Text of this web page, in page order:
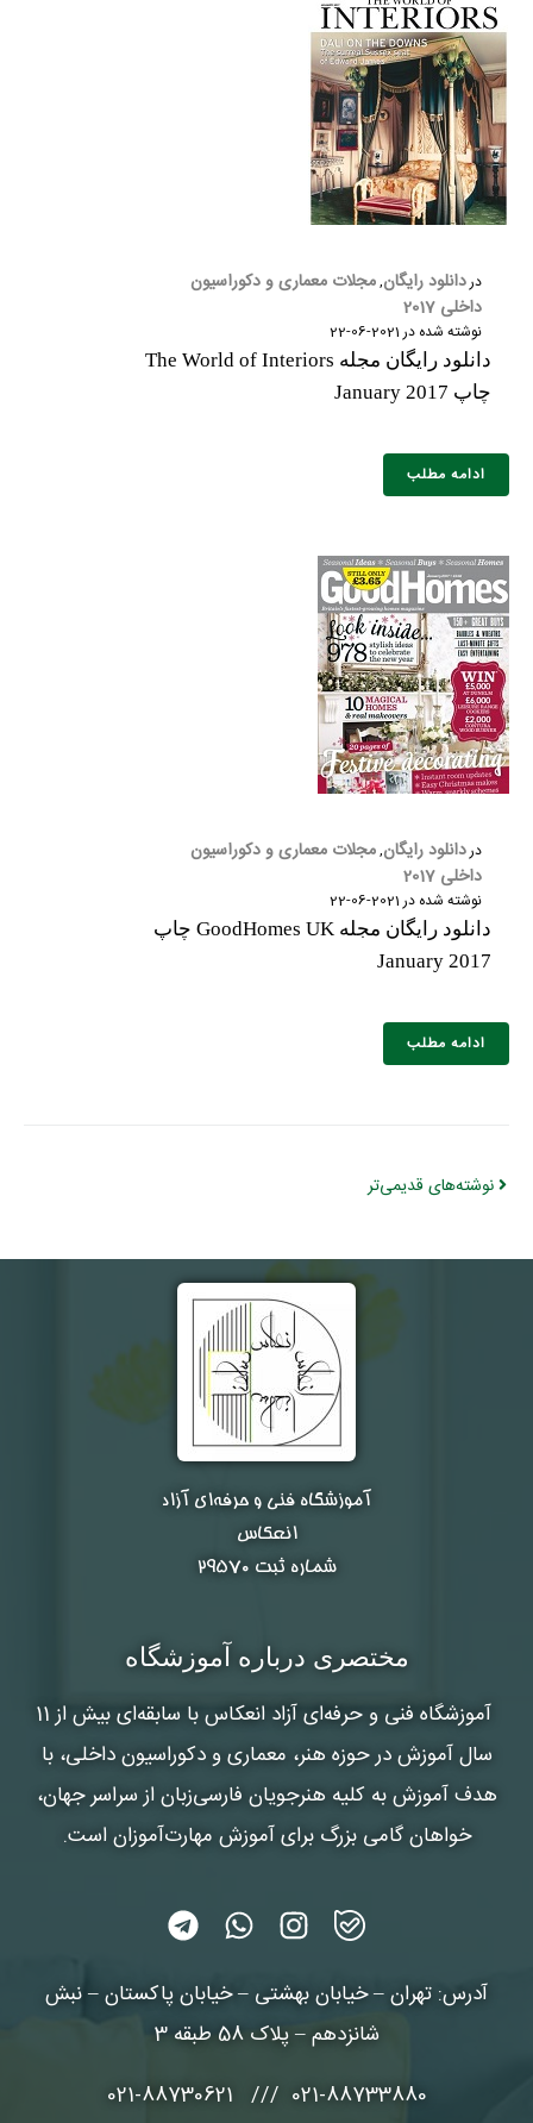
دردانلود رایگان,مجلات معماری و دکوراسیون
داخلی 2017
نوشته شده در2021-06-22
دانلود رایگان مجله The World of Interiors
چاپ January 2017
ادامه مطلب
دردانلود رایگان,مجلات معماری و دکوراسیون
داخلی 2017
نوشته شده در2021-06-22
دانلود رایگان مجله GoodHomes UK چاپ
January 2017
ادامه مطلب
نوشته‌های قدیمی‌تر
آموزشگاه فنی و حرفه‌ای آزاد
انعکاس
شماره ثبت ۲۹۵۷۰
مختصری درباره آموزشگاه
آموزشگاه فنی و حرفه‌ای آزاد انعکاس
با سابقه‌ای بیش از 11
سال آموزش در حوزه هنر، معماری و دکوراسیون داخلی، با
هدف آموزش به کلیه هنرجویان فارسی‌زبان از سراسر جهان،
خواهان گامی بزرگ برای آموزش مهارت‌آموزان است.
آدرس: تهران – خیابان بهشتی – خیابان پاکستان – نبش
شانزدهم – پلاک 58 طبقه 3
021-88733880 /// 021-88730621
نام و نام خانوادگی : *
تلفن همراه : *
شماره واتس‌اپ :